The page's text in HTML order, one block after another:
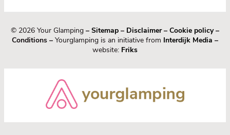
© 2026 Your Glamping – Sitemap – Disclaimer– Cookie policy–
Conditions – Yourglamping is an initiative from Interdijk Media –
website: Friks